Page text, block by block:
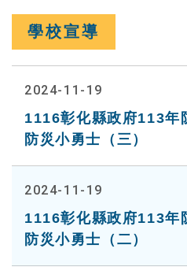
學校宣導
2024-11-19
1116彰化縣政府113年
防災小勇士（三）
2024-11-19
1116彰化縣政府113年
防災小勇士（二）